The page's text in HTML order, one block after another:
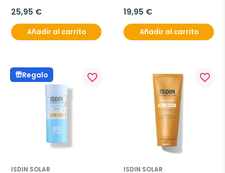
25,95 €
Añadir al carrito
19,95 €
Añadir al carrito
Regalo favorite_border
ISDIN SOLAR
favorite_border
ISDIN SOLAR